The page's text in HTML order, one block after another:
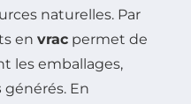
naturelles. Par
en vrac permet de
les emballages,
générés. En